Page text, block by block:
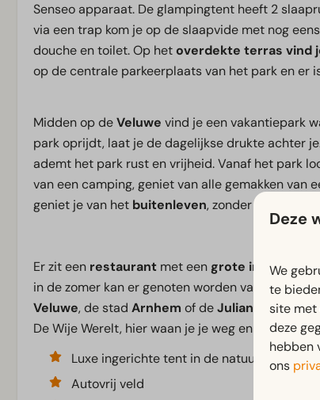
Senseo apparaat. De glampingtent heeft 2
via een trap kom je op de slaapvide met nog
douche en toilet. Op hetoverdekte terras vind
op de centrale parkeerplaats van het park en er
Midden op deVeluwe vind je een vakantiepark
park oprijdt, laat je de dagelijkse drukte achter
ademt het park rust en vrijheid. Vanaf het park
van een camping, geniet van alle gemakken
geniet je van het buitenleven, zonder in te
Er zit een restaurant met een grote
in de zomer kan er genoten worden van het
Veluwe, de stad Arnhem of deJulianatorenen
De Wije Werelt, hier waan je je weg en kom je tot
Luxe ingerichte tent in de natuur
Autovrij veld
Deze
We
te
site met
deze
hebben
ons